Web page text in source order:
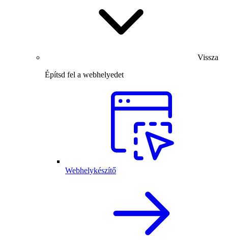
Vissza
Építsd fel a webhelyedet
Webhelykészítő